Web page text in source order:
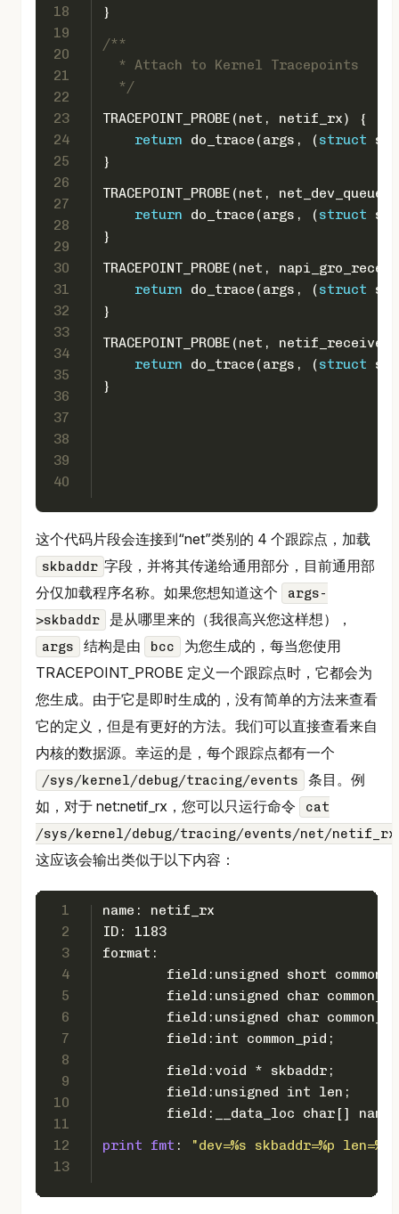
18
19
20
21
22
23
24
25
26
27
28
29
30
31
32
33
34
35
36
37
38
39
40
}
/**
  * Attach to Kernel Tracepoints
  */
TRACEPOINT_PROBE(net, netif_rx) {
return do_trace(args, (struct
}
TRACEPOINT_PROBE(net,
return do_trace(args, (struct
}
TRACEPOINT_PROBE(net,
return do_trace(args, (struct
}
TRACEPOINT_PROBE(net,
return do_trace(args, (struct
}
这个代码片段会连接到“net”类别的 4 个跟踪点，加载
skbaddr 字段，并将其传递给通用部分，目前通用部
分仅加载程序名称。如果您想知道这个
args-
>skbaddr
是从哪里来的（我很高兴您这样想），
args 结构是由 bcc
为您生成的，每当您使用
TRACEPOINT_PROBE 定义一个跟踪点时，它都会为
您生成。由于它是即时生成的，没有简单的方法来查看
它的定义，但是有更好的方法。我们可以直接查看来自
内核的数据源。幸运的是，每个跟踪点都有一个
/sys/kernel/debug/tracing/events
条目。例
如，对于 net:netif_rx，您可以只运行命令
cat
/sys/kernel/debug/tracing/events/net/
这应该会输出类似于以下内容：
1
2
3
4
5
6
7
8
9
10
11
12
13
name: netif_rx
ID: 1183
format:
field:unsigned short
field:unsigned char
field:unsigned char
field:int common_pid;
field:void * skbaddr;
field:unsigned int len;
field:__data_loc char[]
print
fmt : "dev=%s skbaddr=%p len=%u"